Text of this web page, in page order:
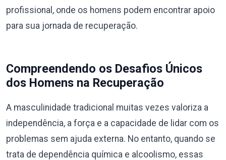
profissional, onde os homens podem encontrar apoio
para sua jornada de recuperação.
Compreendendo os Desafios Únicos
dos Homens na Recuperação
A masculinidade tradicional muitas vezes valoriza a
independência, a força e a capacidade de lidar com os
problemas sem ajuda externa. No entanto, quando se
trata de dependência química e alcoolismo, essas